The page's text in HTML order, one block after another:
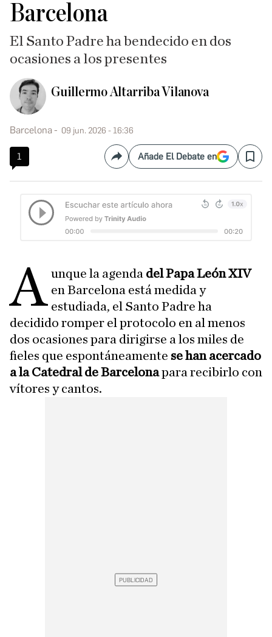
Barcelona
El Santo Padre ha bendecido en dos
ocasiones a los presentes
Guillermo Altarriba Vilanova
Barcelona 09 jun. 2026 - 16:36
1 CompartirAñade El Debate en Save
A unque la agenda del Papa León XIV
en Barcelona está medida y
estudiada, el Santo Padre ha
decidido romper el protocolo en al menos
dos ocasiones para dirigirse a los miles de
fieles que espontáneamente se han acercado
a la Catedral de Barcelonapara recibirlo con
vítores y cantos.